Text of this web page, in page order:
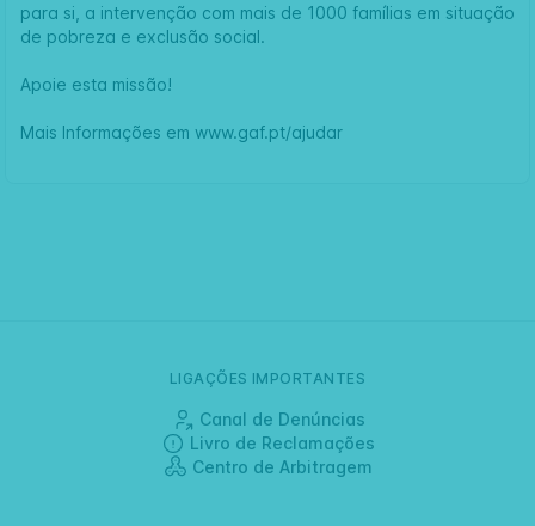
para si, a intervenção com mais de 1000 famílias em situação
de pobreza e exclusão social.
Apoie esta missão!
Mais Informações em www.gaf.pt/ajudar
LIGAÇÕES IMPORTANTES
Canal de Denúncias
Livro de Reclamações
Centro de Arbitragem